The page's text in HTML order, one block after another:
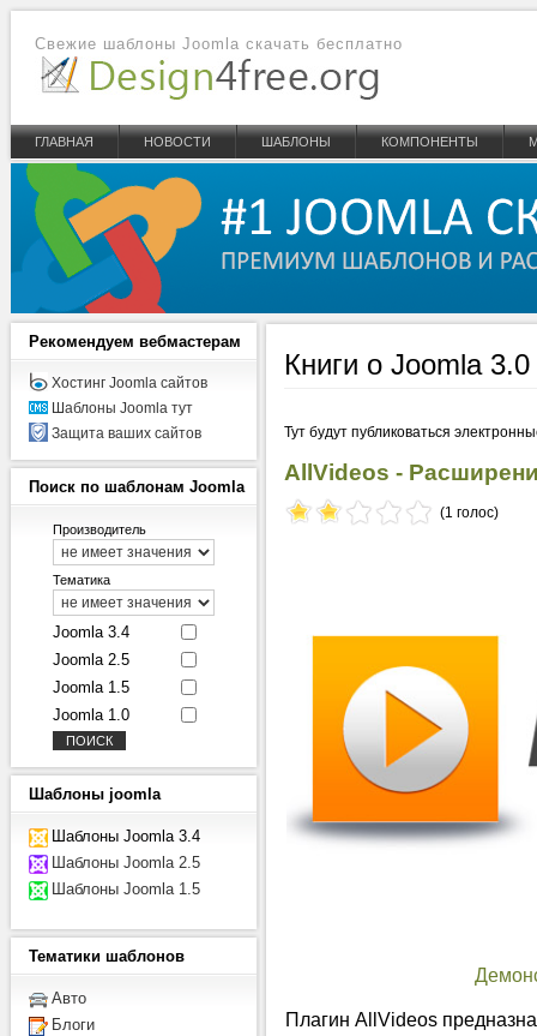
Свежие шаблоны Joomla скачать бесплатно
ГЛАВНАЯ НОВОСТИ ШАБЛОНЫ КОМПОНЕНТЫ
Книги о Joomla
Тут будут публиковаться
AllVideos -
(1 голос)
Плагин AllVideos
Рекомендуем вебмастерам
Хостинг Joomla сайтов
Шаблоны Joomla тут
Защита ваших сайтов
Поиск по шаблонам Joomla
Производитель
Тематика
Joomla 3.4
Joomla 2.5
Joomla 1.5
Joomla 1.0
Шаблоны joomla
Шаблоны Joomla 3.4
Шаблоны Joomla 2.5
Шаблоны Joomla 1.5
Тематики шаблонов
Авто
Блоги